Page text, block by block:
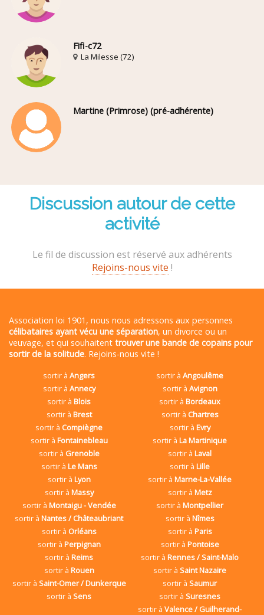
Fifi-c72
La Milesse (72)
Martine (Primrose) (pré-adhérente)
Discussion autour de cette
activité
Le fil de discussion est réservé aux adhérents
Rejoins-nous vite !
Association loi 1901, nous nous adressons aux personnes
célibataires ayant vécu une séparation, un divorce ou un
veuvage, et qui souhaitent trouver une bande de copains pour
sortir de la solitude. Rejoins-nous vite !
sortir àAngers sortir àAngoulême
sortir à Annecy sortir à Avignon
sortir àBlois sortir àBordeaux
sortir à Brest sortir à Chartres
sortir à Compiègne sortir à Evry
sortir à Fontainebleau sortir àLa Martinique
sortir à Grenoble sortir àLaval
sortir à Le Mans sortir àLille
sortir à Lyon sortir àMarne-La-Vallée
sortir à Massy sortir à Metz
sortir à Montaigu - Vendée sortir àMontpellier
sortir àNantes / Châteaubriant sortir à Nîmes
sortir à Orléans sortir à Paris
sortir à Perpignan sortir à Pontoise
sortir àReims sortir àRennes / Saint-Malo
sortir à Rouen sortir àSaint Nazaire
sortir à Saint-Omer / Dunkerque sortir àSaumur
sortir àSens sortir àSuresnes
sortir àValence / Guilherand-